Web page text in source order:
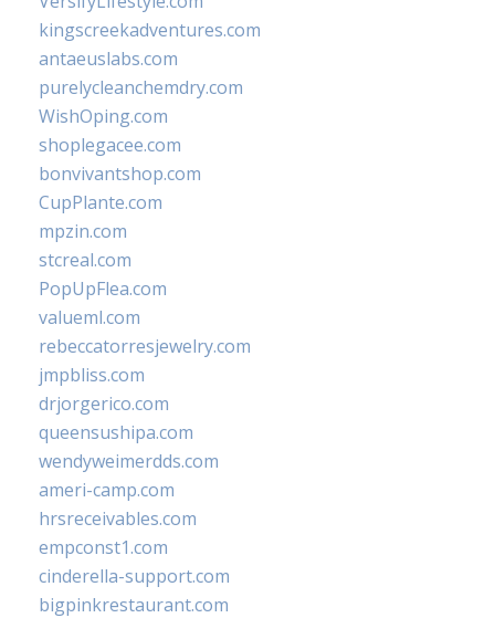
kingscreekadventures.com
antaeuslabs.com
purelycleanchemdry.com
WishOping.com
shoplegacee.com
bonvivantshop.com
CupPlante.com
mpzin.com
stcreal.com
PopUpFlea.com
valueml.com
rebeccatorresjewelry.com
jmpbliss.com
drjorgerico.com
queensushipa.com
wendyweimerdds.com
ameri-camp.com
hrsreceivables.com
empconst1.com
cinderella-support.com
bigpinkrestaurant.com